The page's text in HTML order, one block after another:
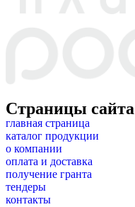
Страницы сайта
главная страница
каталог продукции
о компании
оплата и доставка
получение гранта
тендеры
контакты